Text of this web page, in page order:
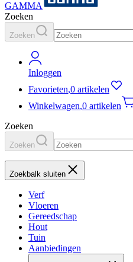
GAMMA
Zoeken
Zoeken
Inloggen
Favorieten,0 artikelen
Winkelwagen,0 artikelen
Zoeken
Zoeken
Zoekbalk sluiten
Verf
Vloeren
Gereedschap
Hout
Tuin
Aanbiedingen